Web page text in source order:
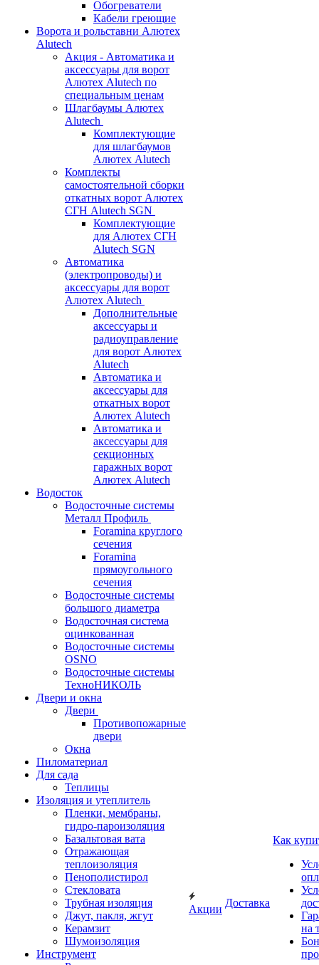
Обогреватели
Кабели греющие
Ворота и рольставни Алютех
Alutech
Акция - Автоматика и
аксессуары для ворот
Алютех Alutech по
специальным ценам
Шлагбаумы Алютех
Alutech
Комплектующие
для шлагбаумов
Алютех Alutech
Комплекты
самостоятельной сборки
откатных ворот Алютех
СГН Alutech SGN
Комплектующие
для Алютех СГН
Alutech SGN
Автоматика
(электропроводы) и
аксессуары для ворот
Алютех Alutech
Дополнительные
аксессуары и
радиоуправление
для ворот Алютех
Alutech
Автоматика и
аксессуары для
откатных ворот
Алютех Alutech
Автоматика и
аксессуары для
секционных
гаражных ворот
Алютех Alutech
Водосток
Водосточные системы
Металл Профиль
Foramina круглого
сечения
Foramina
прямоугольного
сечения
Водосточные системы
большого диаметра
Водосточная система
оцинкованная
Водосточные системы
OSNO
Водосточные системы
ТехноНИКОЛЬ
Двери и окна
Двери
Противопожарные
двери
Окна
Пиломатериал
Для сада
Теплицы
Изоляция и утеплитель
Пленки, мембраны,
гидро-пароизоляция
Базальтовая вата
Отражающая
теплоизоляция
Пенополистирол
Стекловата
Трубная изоляция
Джут, пакля, жгут
Керамзит
Шумоизоляция
Инструмент
Акции
Доставка
Как
на